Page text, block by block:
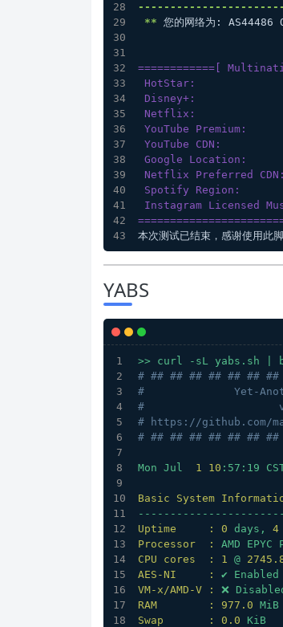
** 您的网络为:
============[
HotStar:
Disney+:
Netflix:
YouTube Premium:
YouTube CDN:
Google Location:
Netflix Preferred
Spotify Region:
Instagram
本次测试已结束，感谢使用此
YABS
>> curl -sL yabs.sh
# ## ## ## ## ## ##
#              Yet-
#
# https://github.com/
# ## ## ## ## ## ##
Mon Jul 1 10 :57:19
Basic System
Uptime     :
0 days, 4
Processor  :
AMD EPYC
CPU cores  :
1 @
AES-NI     :
✔ Enabled
VM-x/AMD-V :
❌
RAM        :
977.0 MiB
Swap       :
0.0 KiB